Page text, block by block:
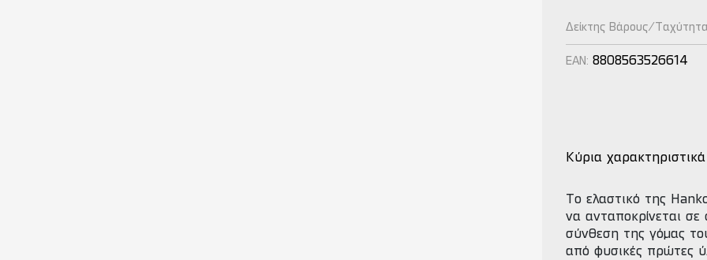
Δείκτης Βάρους/
EAN: 8808563526614
Κύρια χαρακτηριστικά
Tο ελαστικό της
να ανταποκρίνεται σε
σύνθεση της γόμας
από φυσικές πρώτες